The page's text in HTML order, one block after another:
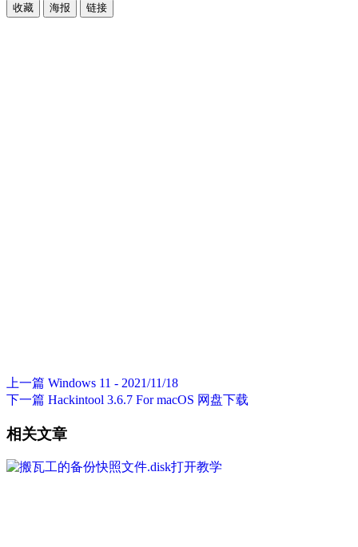
收藏 海报 链接
上一篇 Windows 11 - 2021/11/18
下一篇 Hackintool 3.6.7 For macOS 网盘下载
相关文章